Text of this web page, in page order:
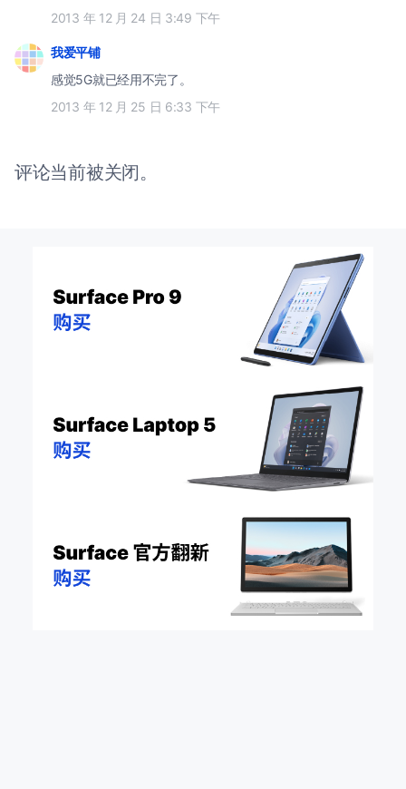
2013 年 12 月 24 日 3:49 下午
我爱平铺
感觉5G就已经用不完了。
2013 年 12 月 25 日 6:33 下午
评论当前被关闭。